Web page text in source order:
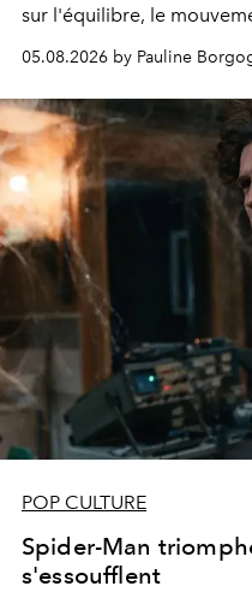
sur l'équilibre, le
05.08.2026 by Pauline
POP CULTURE
Spider-Man
s'essoufflent